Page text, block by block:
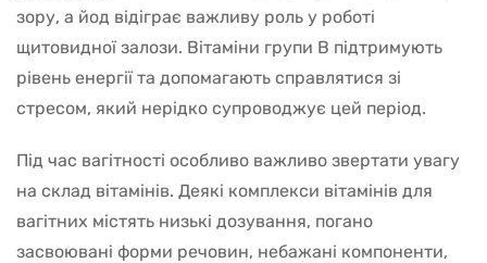
зору, а йод відіграє важливу роль у роботі
щитовидної залози. Вітаміни групи B підтримують
рівень енергії та допомагають справлятися зі
стресом, який нерідко супроводжує цей період.
Під час вагітності особливо важливо звертати увагу
на склад вітамінів. Деякі комплекси вітамінів для
вагітних містять низькі дозування, погано
засвоювані форми речовин, небажані компоненти,